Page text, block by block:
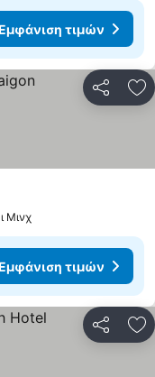
τιμών
Μινχ
τιμών